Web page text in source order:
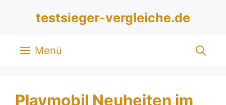
testsieger-vergleiche.de
Menü
Playmobil Neuheiten im